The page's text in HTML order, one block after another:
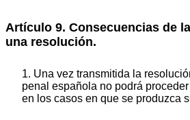
Artículo 9. Consecuencias de
una resolución.
1. Una vez transmitida la
penal española no podrá
en los casos en que se produzca